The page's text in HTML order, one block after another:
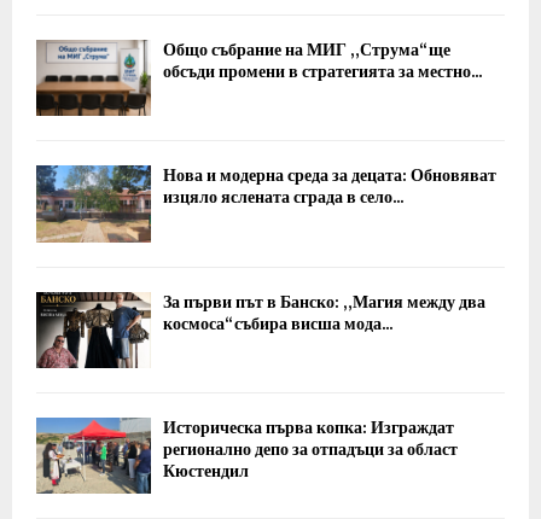
Общо събрание на МИГ „Струма“ ще
обсъди промени в стратегията за местно...
Нова и модерна среда за децата: Обновяват
изцяло яслената сграда в село...
За първи път в Банско: „Магия между два
космоса“ събира висша мода...
Историческа първа копка: Изграждат
регионално депо за отпадъци за област
Кюстендил